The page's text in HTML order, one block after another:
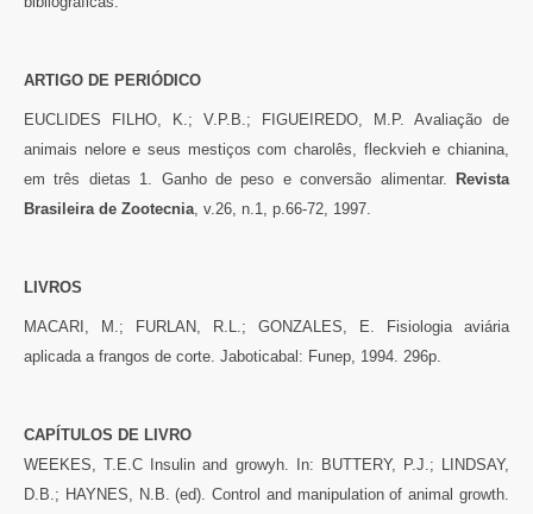
ARTIGO DE PERIÓDICO
EUCLIDES FILHO, K.; V.P.B.; FIGUEIREDO, M.P. Avaliação de
animais nelore e seus mestiços com charolês, fleckvieh e chianina,
em três dietas 1. Ganho de peso e conversão alimentar.
Revista
Brasileira de Zootecnia, v.26, n.1, p.66-72, 1997.
LIVROS
MACARI, M.; FURLAN, R.L.; GONZALES, E. Fisiologia aviária
aplicada a frangos de corte. Jaboticabal: Funep, 1994. 296p.
CAPÍTULOS DE LIVRO
WEEKES, T.E.C Insulin and growyh. In: BUTTERY, P.J.; LINDSAY,
D.B.; HAYNES, N.B. (ed). Control and manipulation of animal growth.